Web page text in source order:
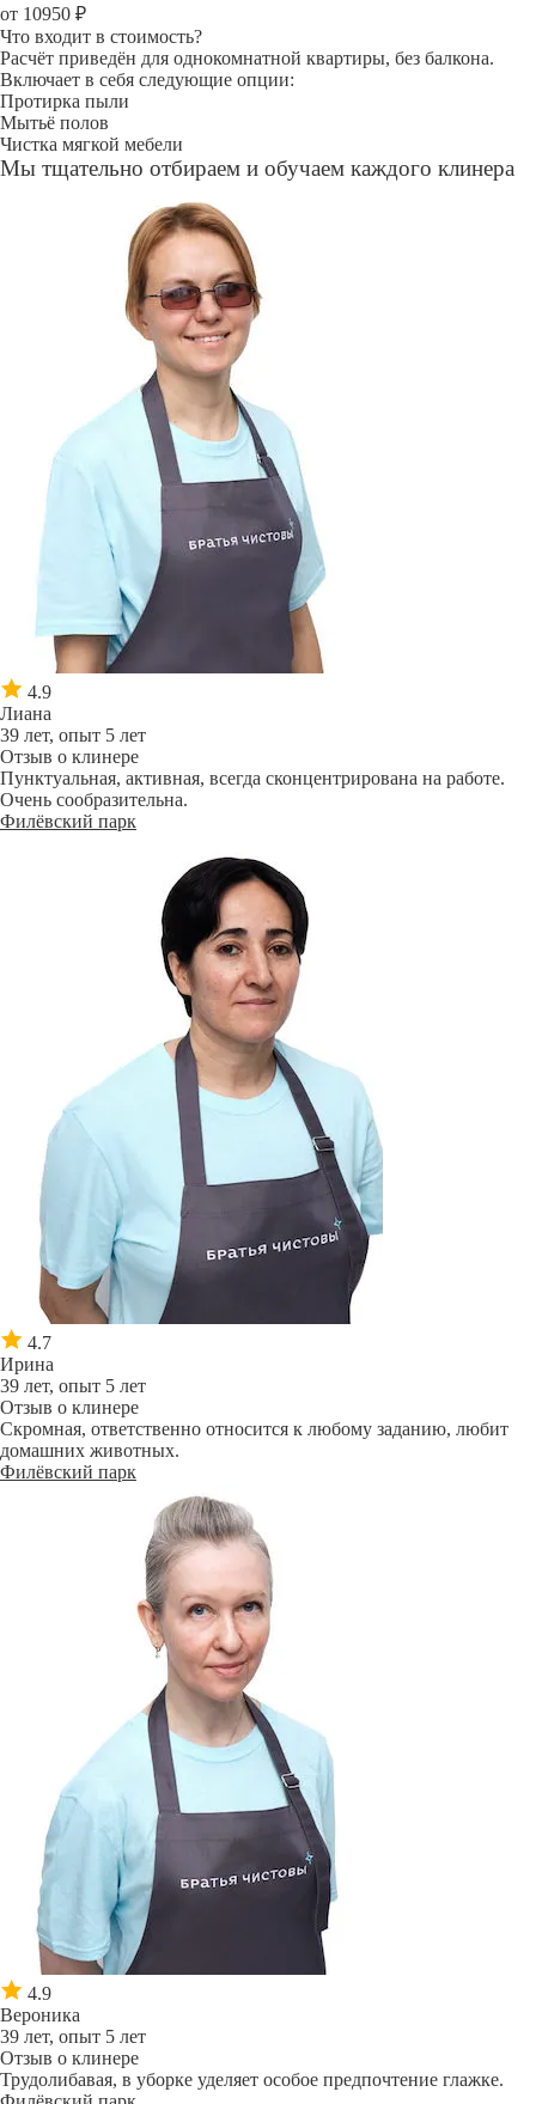
от 10950 ₽
Что входит в стоимость?
Расчёт приведён для однокомнатной квартиры, без балкона.
Включает в себя следующие опции:
Протирка пыли
Мытьё полов
Чистка мягкой мебели
Мы тщательно отбираем и обучаем каждого клинера
4.9
Лиана
39 лет, опыт 5 лет
Отзыв о клинере
Пунктуальная, активная, всегда сконцентрирована на работе.
Очень сообразительна.
Филёвский парк
4.7
Ирина
39 лет, опыт 5 лет
Отзыв о клинере
Скромная, ответственно относится к любому заданию, любит
домашних животных.
Филёвский парк
4.9
Вероника
39 лет, опыт 5 лет
Отзыв о клинере
Трудолибавая, в уборке уделяет особое предпочтение глажке.